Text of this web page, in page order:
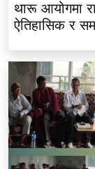
थारू आयोगमा
ऐतिहासिक र